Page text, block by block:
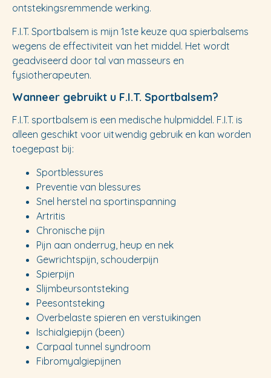
ontstekingsremmende werking.
F.I.T. Sportbalsem is mijn 1ste keuze qua spierbalsems
wegens de effectiviteit van het middel. Het wordt
geadviseerd door tal van masseurs en
fysiotherapeuten.
Wanneer gebruikt u F.I.T. Sportbalsem?
F.I.T. sportbalsem is een medische hulpmiddel. F.I.T. is
alleen geschikt voor uitwendig gebruik en kan worden
toegepast bij:
Sportblessures
Preventie van blessures
Snel herstel na sportinspanning
Artritis
Chronische pijn
Pijn aan onderrug, heup en nek
Gewrichtspijn, schouderpijn
Spierpijn
Slijmbeursontsteking
Peesontsteking
Overbelaste spieren en verstuikingen
Ischialgiepijn (been)
Carpaal tunnel syndroom
Fibromyalgiepijnen